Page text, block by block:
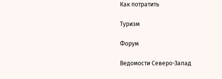
Как потратить
Туризм
Форум
Ведомости Северо-Запад